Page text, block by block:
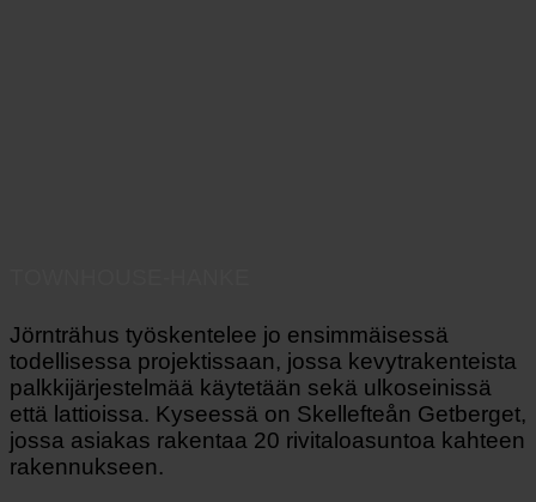
Jörnträhus työskentelee jo ensimmäisessä
todellisessa projektissaan, jossa kevytrakenteista
palkkijärjestelmää käytetään sekä ulkoseinissä
että lattioissa. Kyseessä on Skellefteån Getberget,
jossa asiakas rakentaa 20 rivitaloasuntoa kahteen
rakennukseen.